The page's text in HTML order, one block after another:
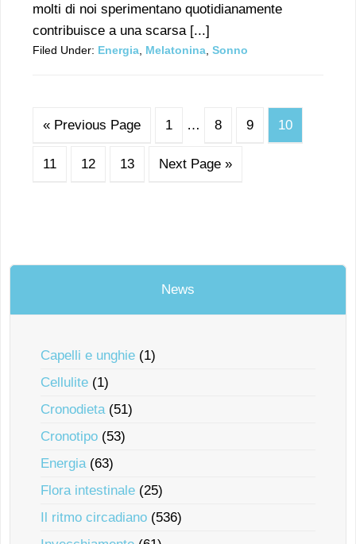
molti di noi sperimentano quotidianamente
contribuisce a una scarsa [...]
Filed Under: Energia Melatonina Sonno
« Previous Page 1 … 8 9 10
11 12 13 Next Page »
News
Capelli e unghie (1)
Cellulite (1)
Cronodieta(51)
Cronotipo (53)
Energia(63)
Flora intestinale (25)
Il ritmo circadiano (536)